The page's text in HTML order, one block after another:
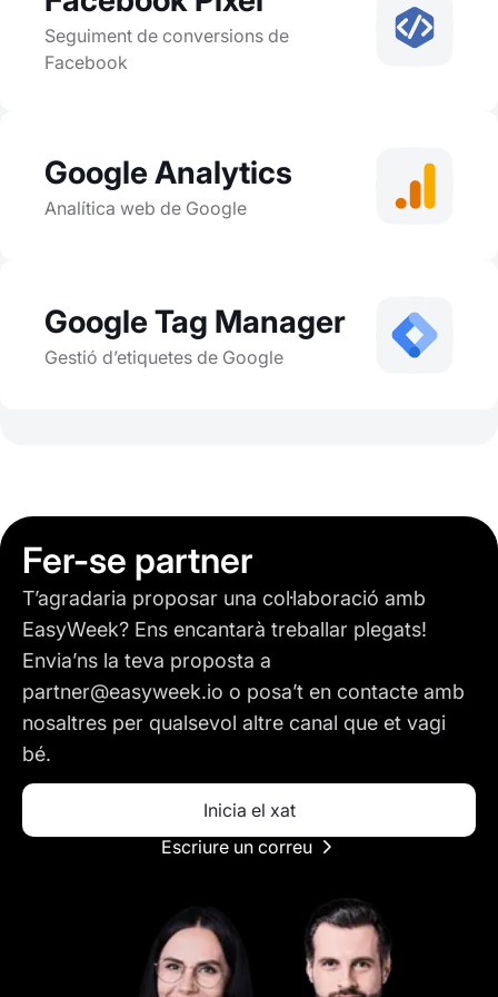
Seguiment de conversions de
Facebook
Google Analytics
Analítica web de Google
Google Tag Manager
Gestió d’etiquetes de Google
Fer-se partner
T’agradaria proposar una col·laboració amb
EasyWeek? Ens encantarà treballar plegats!
Envia’ns la teva proposta a
partner@easyweek.io o posa’t en contacte amb
nosaltres per qualsevol altre canal que et vagi
bé.
Inicia el xat
Escriure un correu